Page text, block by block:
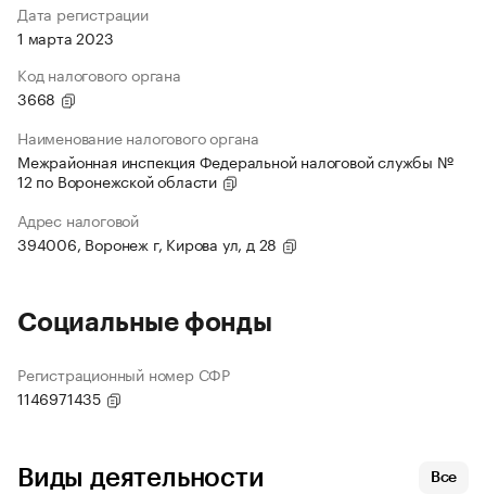
Дата регистрации
1 марта 2023
Код налогового органа
3668
Наименование налогового органа
Межрайонная инспекция Федеральной налоговой службы №
12 по Воронежской области
Адрес налоговой
394006, Воронеж г, Кирова ул, д 28
Социальные фонды
Регистрационный номер СФР
1146971435
Виды деятельности Все